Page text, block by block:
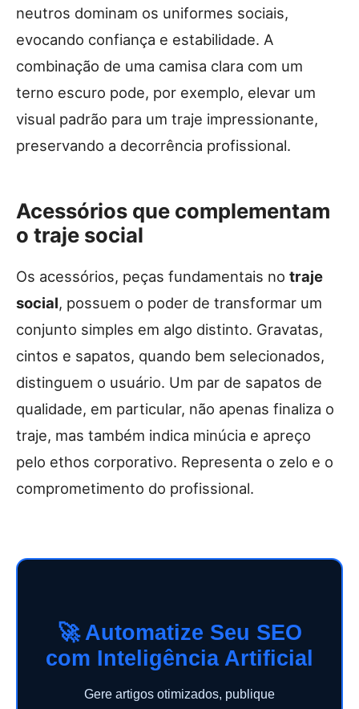
neutros dominam os uniformes sociais,
evocando confiança e estabilidade. A
combinação de uma camisa clara com um
terno escuro pode, por exemplo, elevar um
visual padrão para um traje impressionante,
preservando a decorrência profissional.
Acessórios que complementam
o traje social
Os acessórios, peças fundamentais no traje
social, possuem o poder de transformar um
conjunto simples em algo distinto. Gravatas,
cintos e sapatos, quando bem selecionados,
distinguem o usuário. Um par de sapatos de
qualidade, em particular, não apenas finaliza o
traje, mas também indica minúcia e apreço
pelo ethos corporativo. Representa o zelo e o
comprometimento do profissional.
🚀 Automatize Seu SEO
com Inteligência Artificial
Gere artigos otimizados, publique